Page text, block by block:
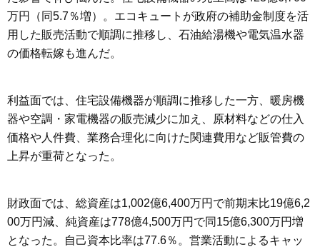
万円（同5.7％増）。エコキュートが政府の補助金制度を活
用した販売活動で順調に推移し、石油給湯機や電気温水器
の価格転嫁も進んだ。
利益面では、住宅設備機器が順調に推移した一方、暖房機
器や空調・家電機器の販売減少に加え、原材料などの仕入
価格や人件費、業務合理化に向けた関連費用など販管費の
上昇が重荷となった。
財政面では、総資産は1,002億6,400万円で前期末比19億6,2
00万円減、純資産は778億4,500万円で同15億6,300万円増
となった。自己資本比率は77.6％。営業活動によるキャッ